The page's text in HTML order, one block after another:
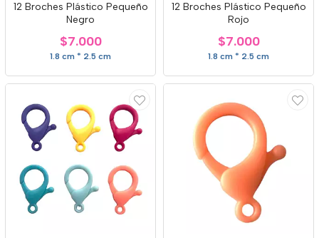
12 Broches Plástico Pequeño
Negro
$7.000
1.8 cm * 2.5 cm
12 Broches Plástico Pequeño
Rojo
$7.000
1.8 cm * 2.5 cm